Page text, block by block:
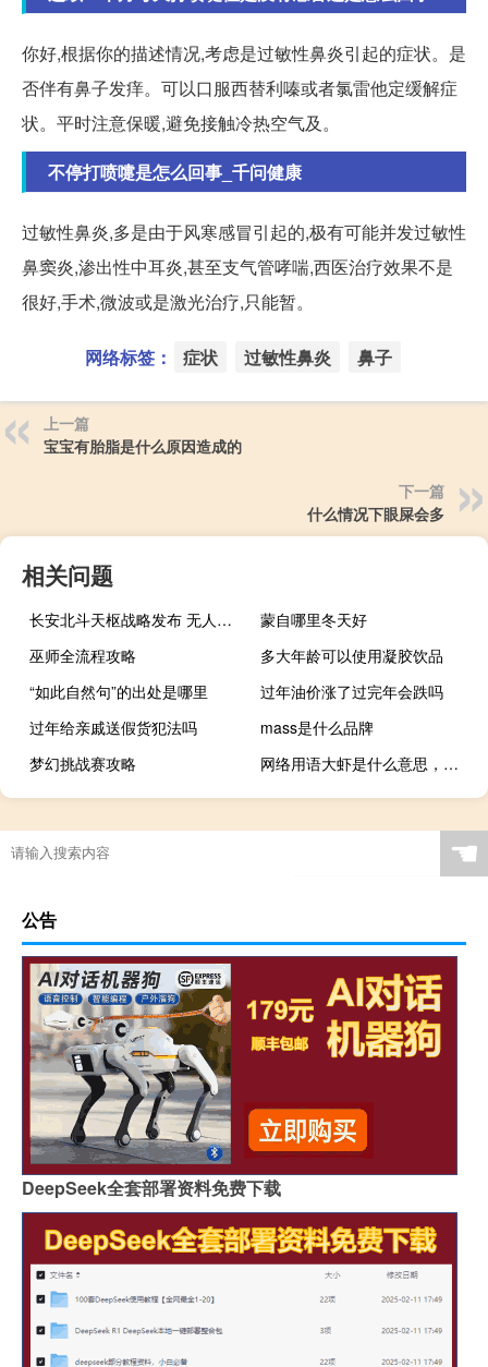
你好,根据你的描述情况,考虑是过敏性鼻炎引起的症状。是
否伴有鼻子发痒。可以口服西替利嗪或者氯雷他定缓解症
状。平时注意保暖,避免接触冷热空气及。
不停打喷嚏是怎么回事_千问健康
过敏性鼻炎,多是由于风寒感冒引起的,极有可能并发过敏性
鼻窦炎,渗出性中耳炎,甚至支气管哮喘,西医治疗效果不是
很好,手术,微波或是激光治疗,只能暂。
网络标签： 症状 过敏性鼻炎 鼻子
上一篇
宝宝有胎脂是什么原因造成的
下一篇
什么情况下眼屎会多
相关问题
长安北斗天枢战略发布 无人驾驶不在是梦想
蒙自哪里冬天好
巫师全流程攻略
多大年龄可以使用凝胶饮品
“如此自然句”的出处是哪里
过年油价涨了过完年会跌吗
过年给亲戚送假货犯法吗
mass是什么品牌
梦幻挑战赛攻略
网络用语大虾是什么意思，用来比喻什么什么梗
☚
公告
DeepSeek全套部署资料免费下载